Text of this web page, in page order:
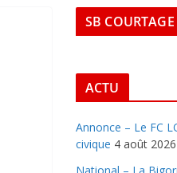
SB COURTAGE
ACTU
Annonce – Le FC
civique 4 août 2026